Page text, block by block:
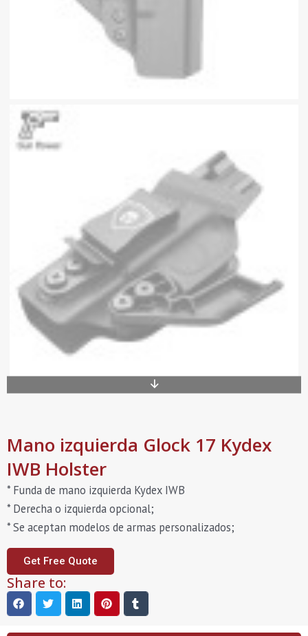
Mano izquierda Glock 17 Kydex
IWB Holster
* Funda de mano izquierda Kydex IWB
* Derecha o izquierda opcional;
* Se aceptan modelos de armas personalizados;
Get Free Quote
Share to: